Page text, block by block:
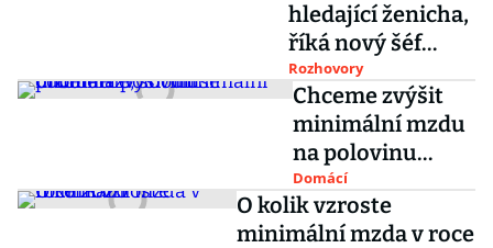
hledající ženicha,
říká nový šéf
lidovců Marek
Výborný
Rozhovory
Chceme zvýšit
minimální mzdu
na polovinu
průměrné, shodli
se odboráři
Domácí
O kolik vzroste
minimální mzda v roce